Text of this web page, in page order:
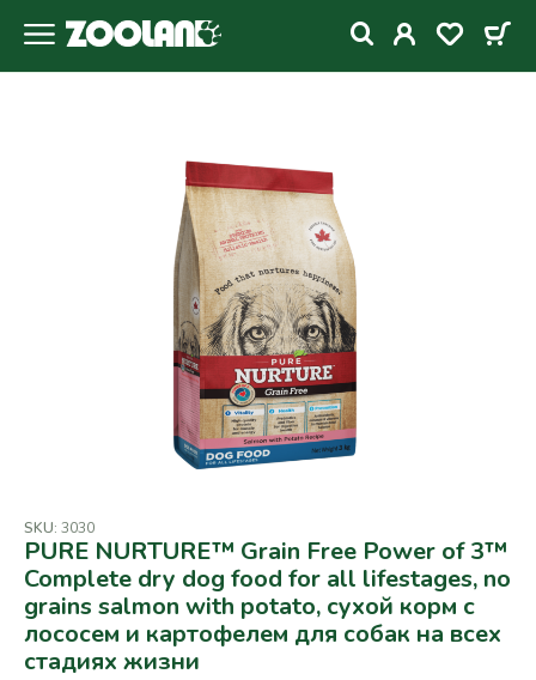
SKU: 3030
PURE NURTURE™ Grain Free Power of 3™
Complete dry dog food for all lifestages, no
grains salmon with potato, сухой корм с
лососем и картофелем для собак на всех
стадиях жизни